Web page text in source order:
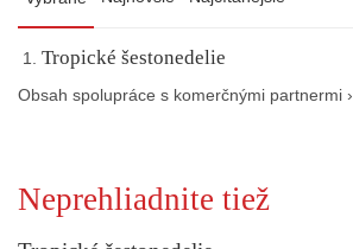
Tropické šestonedelie
Obsah spolupráce s komerčnými partnermi ›
Neprehliadnite tiež